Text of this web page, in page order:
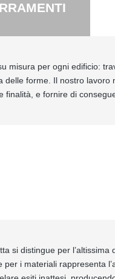
misura per ogni edificio:
delle forme. Il nostro
finalità, e fornire di
si distingue per
i materiali rappresenta